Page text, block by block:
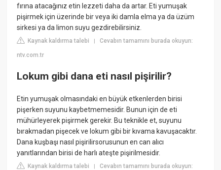
fırına atacağınız etin lezzeti daha da artar. Eti yumuşak
pişirmek için üzerinde bir veya iki damla elma ya da üzüm
sirkesi ya da limon suyu gezdirebilirsiniz.
Kaynak kaldırma talebi |Cevabın tamamını burada okuyun:
ntv.com.tr
Lokum gibi dana eti nasıl pişirilir?
Etin yumuşak olmasındaki en büyük etkenlerden birisi
pişerken suyunu kaybetmemesidir. Bunun için de eti
mühürleyerek pişirmek gerekir. Bu teknikle et, suyunu
bırakmadan pişecek ve lokum gibi bir kıvama kavuşacaktır.
Dana kuşbaşı nasıl pişirilirsorusunun en can alıcı
yanıtlarından birisi de harlı ateşte pişirilmesidir.
Kaynak kaldırma talebi |Cevabın tamamını burada okuyun: